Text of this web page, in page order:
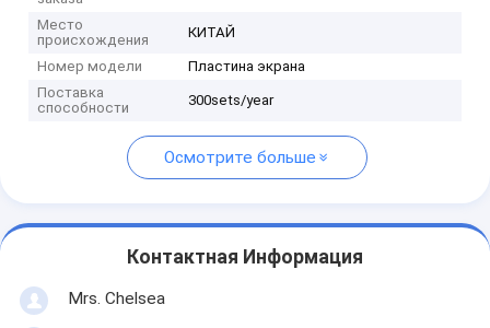
Место
происхождения
КИТАЙ
Номер модели
Пластина экрана
Поставка
способности
300sets/year
Осмотрите больше
Контактная Информация
Mrs. Chelsea